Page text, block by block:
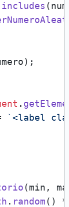
includes
.
`<label
(min,
. random() *